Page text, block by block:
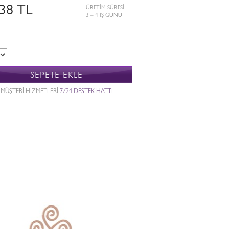
TL
ÜRETİM SÜRESİ
3 – 4 İŞ GÜNÜ
SEPETE EKLE
MÜŞTERİ HİZMETLERİ 7/24 DESTEK HATTI